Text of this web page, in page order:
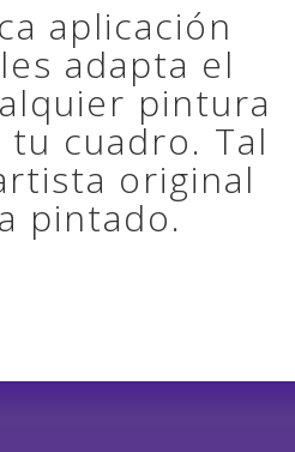
aplicación
adapta el
pintura
cuadro. Tal
original
pintado.